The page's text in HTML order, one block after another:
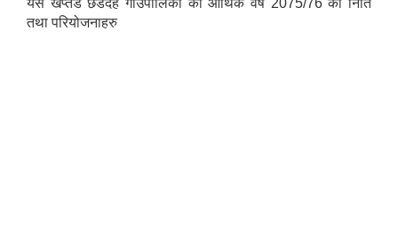
यस खप्तड छेडेदह गाँउपालिका को आर्थिक वर्ष 2075/76 का निति
तथा परियोजनाहरु